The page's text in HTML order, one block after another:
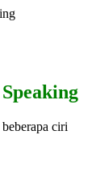
ciri